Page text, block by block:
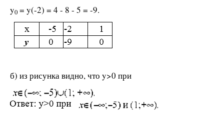
y0 = y(-2) = 4 - 8 - 5 = -9.
б) из рисунка видно, что y>0 при